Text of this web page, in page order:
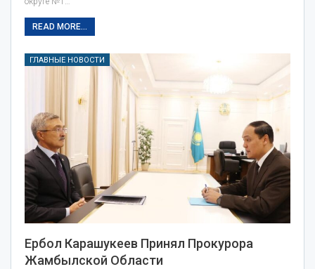
READ MORE...
ГЛАВНЫЕ НОВОСТИ
Ербол Карашукеев Принял Прокурора
Жамбылской Области